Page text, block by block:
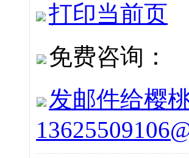
打印当前页
免费咨询：
发邮件给樱桃